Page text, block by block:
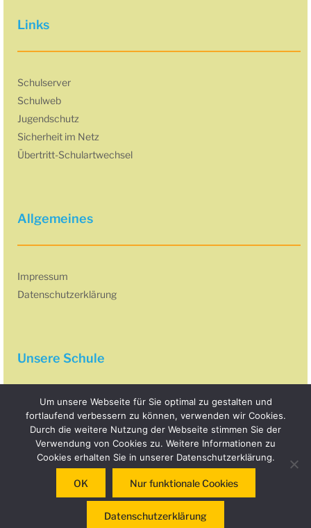
Links
Schulserver
Schulweb
Jugendschutz
Sicherheit im Netz
Übertritt-Schulartwechsel
Allgemeines
Impressum
Datenschutzerklärung
Unsere Schule
Grundschule Hohenkammer
Pfarrer-Egger-Str. 15
85411 Hohenkammer
info@gs-hohenkammer.de
Um unsere Webseite für Sie optimal zu gestalten und
fortlaufend verbessern zu können, verwenden wir Cookies.
Durch die weitere Nutzung der Webseite stimmen Sie der
Verwendung von Cookies zu. Weitere Informationen zu
Cookies erhalten Sie in unserer Datenschutzerklärung.
OK Nur funktionale Cookies
Datenschutzerklärung